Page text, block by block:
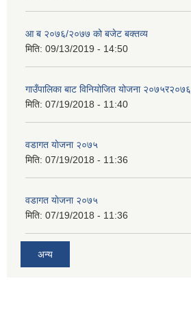
आ ब २०७६/२०७७ को बजेट बक्तव्य
मिति: 09/13/2019 - 14:50
गाउँपालिका बाट विनियोजित योजना २०७५र२०७६
मिति: 07/19/2018 - 11:40
वडागत याेजना २०७५
मिति: 07/19/2018 - 11:36
वडागत याेजना २०७५
मिति: 07/19/2018 - 11:36
अन्य